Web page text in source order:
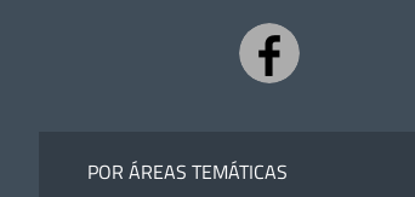
POR ÁREAS TEMÁTICAS